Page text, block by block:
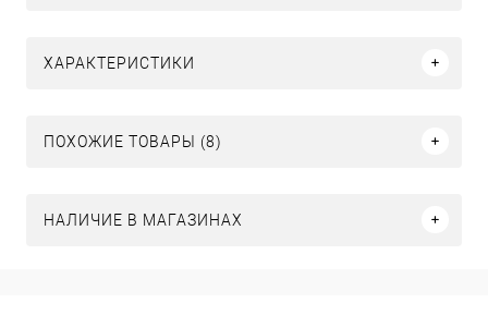
ХАРАКТЕРИСТИКИ
ПОХОЖИЕ ТОВАРЫ (8)
НАЛИЧИЕ В МАГАЗИНАХ